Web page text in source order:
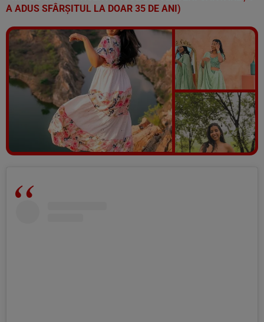
A ADUS SFÂRȘITUL LA DOAR 35 DE ANI)
Vezi galeria foto